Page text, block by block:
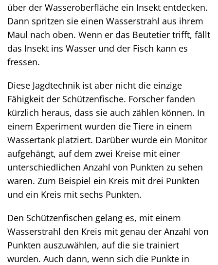
über der Wasseroberfläche ein Insekt entdecken.
Dann spritzen sie einen Wasserstrahl aus ihrem
Maul nach oben. Wenn er das Beutetier trifft, fällt
das Insekt ins Wasser und der Fisch kann es
fressen.
Diese Jagdtechnik ist aber nicht die einzige
Fähigkeit der Schützenfische. Forscher fanden
kürzlich heraus, dass sie auch zählen können. In
einem Experiment wurden die Tiere in einem
Wassertank platziert. Darüber wurde ein Monitor
aufgehängt, auf dem zwei Kreise mit einer
unterschiedlichen Anzahl von Punkten zu sehen
waren. Zum Beispiel ein Kreis mit drei Punkten
und ein Kreis mit sechs Punkten.
Den Schützenfischen gelang es, mit einem
Wasserstrahl den Kreis mit genau der Anzahl von
Punkten auszuwählen, auf die sie trainiert
wurden. Auch dann, wenn sich die Punkte in